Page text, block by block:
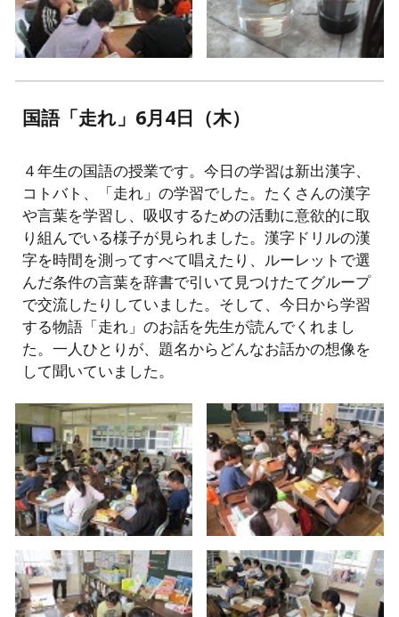
国語「走れ」6月4日（木）
４年生の国語の授業です。今日の学習は新出漢字、
コトバト、「走れ」の学習でした。たくさんの漢字
や言葉を学習し、吸収するための活動に意欲的に取
り組んでいる様子が見られました。漢字ドリルの漢
字を時間を測ってすべて唱えたり、ルーレットで選
んだ条件の言葉を辞書で引いて見つけたてグループ
で交流したりしていました。そして、今日から学習
する物語「走れ」のお話を先生が読んでくれまし
た。一人ひとりが、題名からどんなお話かの想像を
して聞いていました。